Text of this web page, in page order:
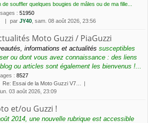
souffler quelques bougies de mâles ou de ma fille...
: 51950
par JY40 , sam. 08 août 2026, 23:56
Moto Guzzi / PiaGuzzi
informations et actualités susceptibles
ou dont vous avez connaissance : des liens
ou articles sont également les bienvenus !...
: 8527
Re: Essai de la Moto Guzzi V7…
lun. 03 août 2026, 23:09
et/ou Guzzi !
2014, une nouvelle rubrique est accessible